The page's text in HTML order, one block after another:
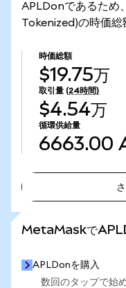
APLDonであるた
Tokenized)の時価総
時価総額
$19.75万
取引量 (24時間)
$4.54万
循環供給量
6663.00
MetaMaskで
APLDonを購入
数回のタップで始